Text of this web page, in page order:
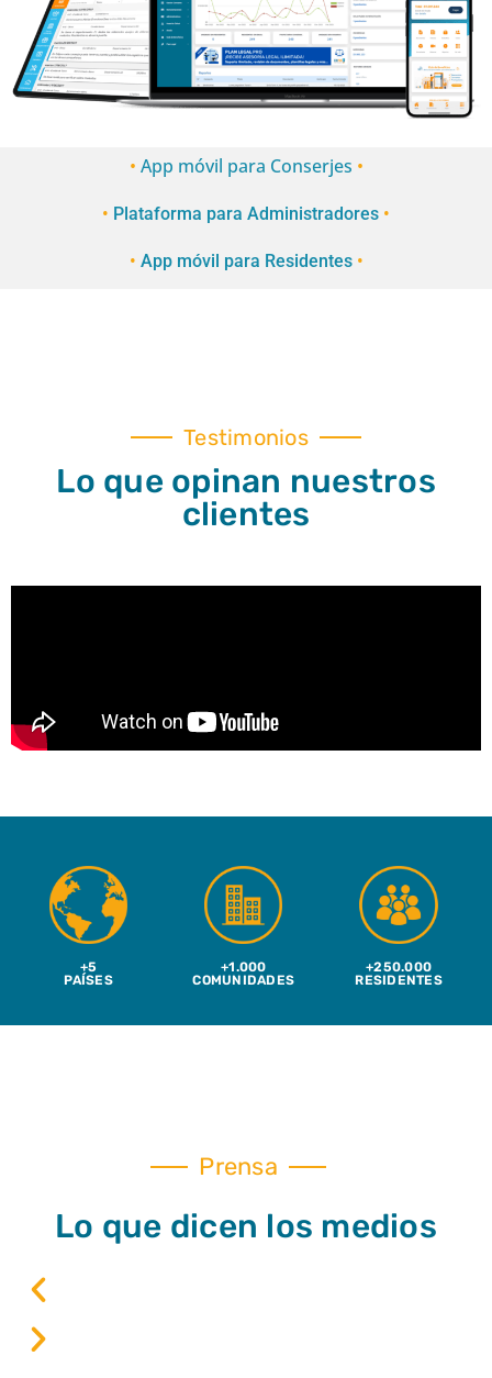
• App móvil para Conserjes •
• Plataforma para Administradores •
• App móvil para Residentes •
Testimonios
Lo que opinan nuestros
clientes
+5
PAÍSES
+1.000
COMUNIDADES
+250.000
RESIDENTES
Prensa
Lo que dicen los medios